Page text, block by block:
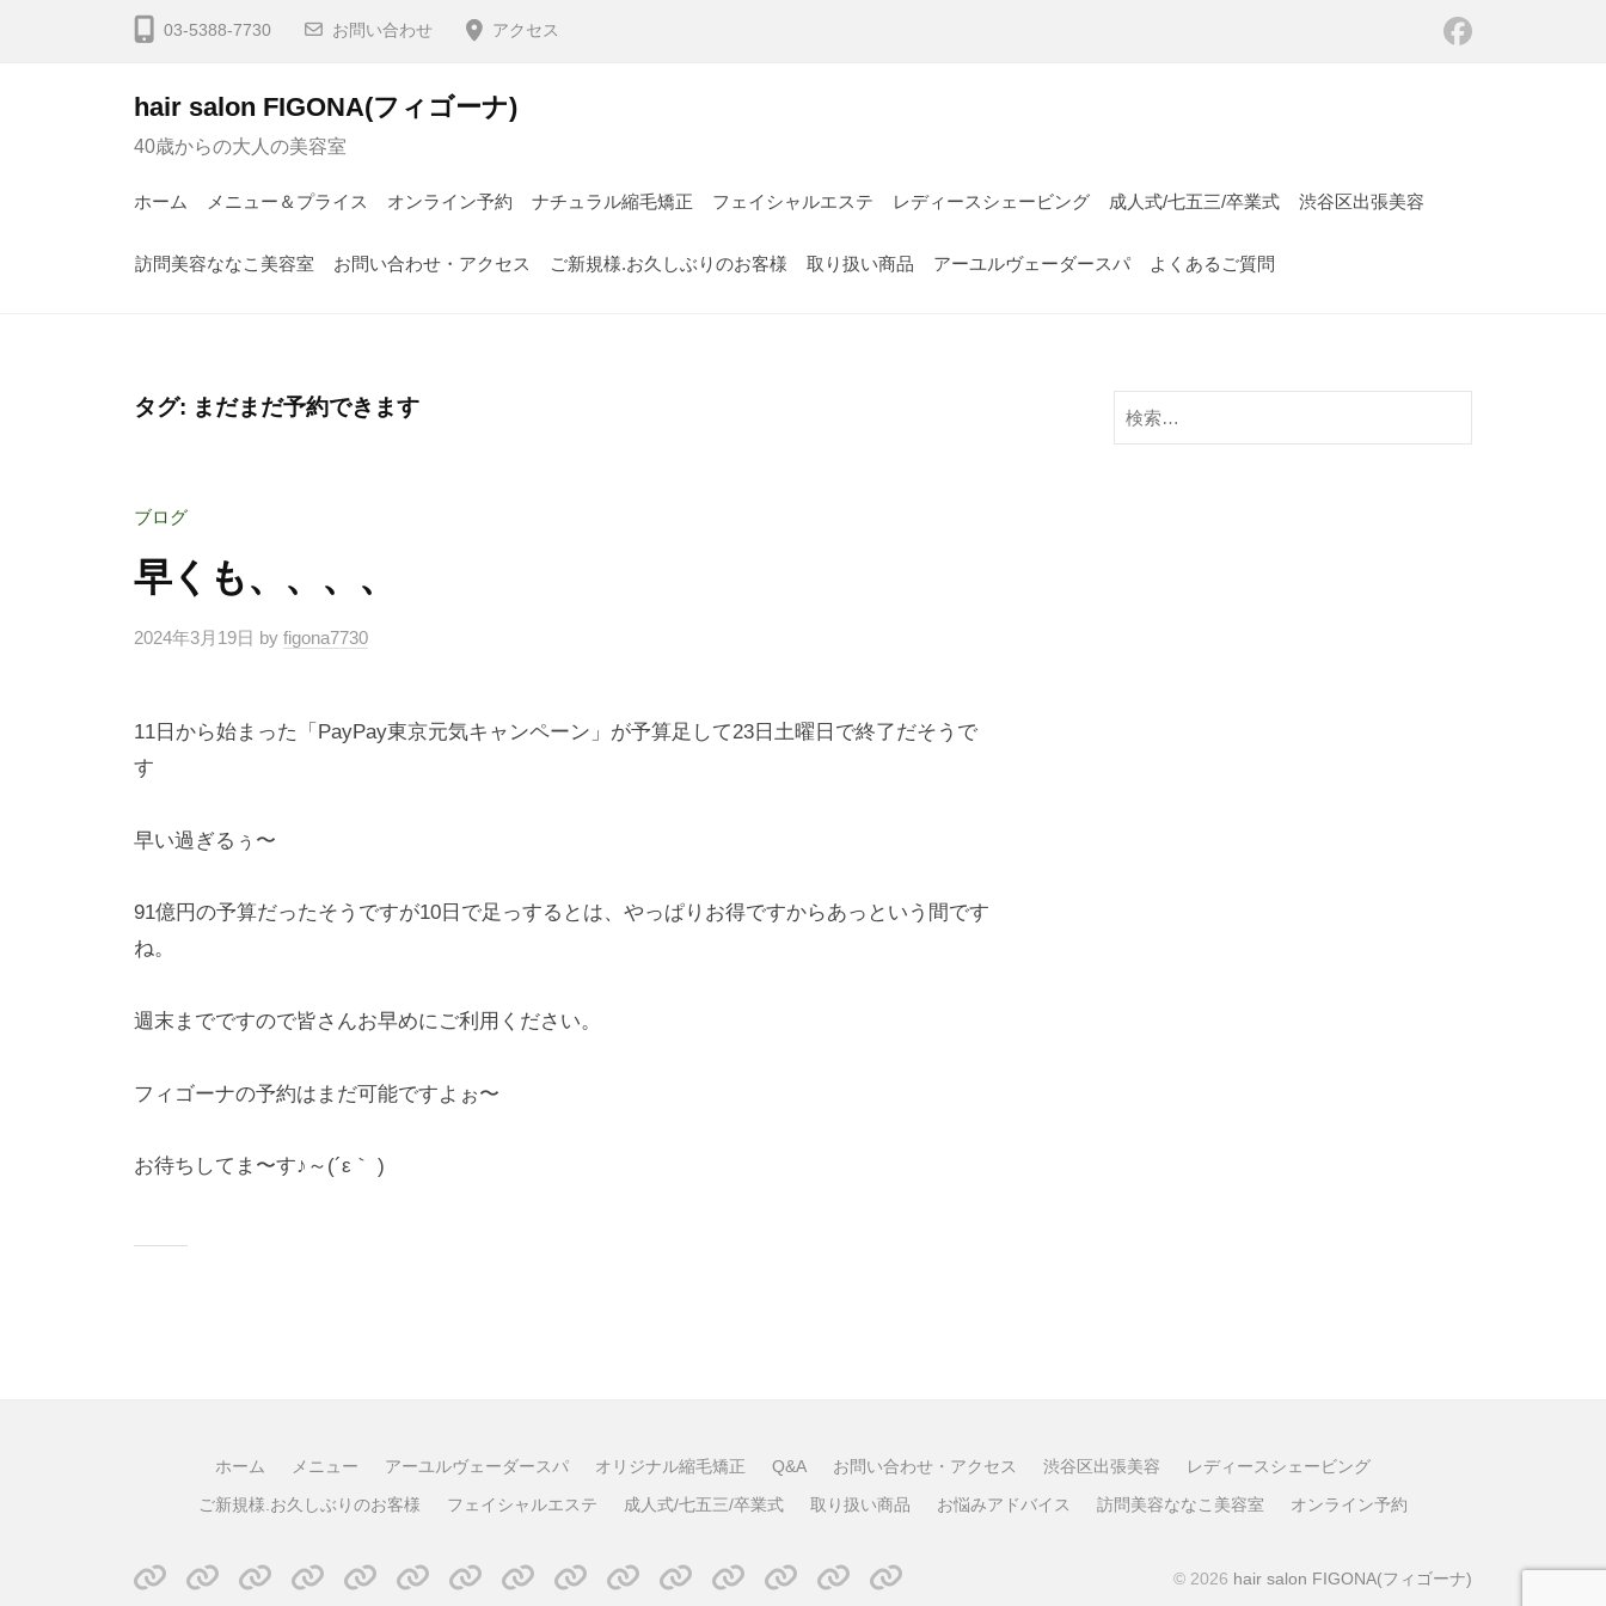
03-5388-7730 お問い合わせ アクセス
hair salon FIGONA(フィゴーナ)
40歳からの大人の美容室
ホーム メニュー＆プライス オンライン予約 ナチュラル縮毛矯正 フェイシャルエステ レディースシェービング 成人式/七五三/卒業式 渋谷区出張美容
訪問美容ななこ美容室 お問い合わせ・アクセス ご新規様.お久しぶりのお客様 取り扱い商品 アーユルヴェーダースパ よくあるご質問
タグ: まだまだ予約できます
ブログ
早くも、、、、
2024年3月19日 by figona7730
11日から始まった「PayPay東京元気キャンペーン」が予算足して23日土曜日で終了だそうで
す
早い過ぎるぅ〜
91億円の予算だったそうですが10日で足っするとは、やっぱりお得ですからあっという間です
ね。
週末までですので皆さんお早めにご利用ください。
フィゴーナの予約はまだ可能ですよぉ〜
お待ちしてま〜す♪⁠～⁠(⁠´⁠ε⁠｀⁠ ⁠)
ホーム メニュー アーユルヴェーダースパ オリジナル縮毛矯正 Q&A お問い合わせ・アクセス 渋谷区出張美容
レディースシェービング
ご新規様.お久しぶりのお客様
フェイシャルエステ 成人式/七五三/卒業式 取り扱い商品 お悩みアドバイス 訪問美容ななこ美容室 オンライン予約
© 2026 hair salon FIGONA(フィゴーナ)